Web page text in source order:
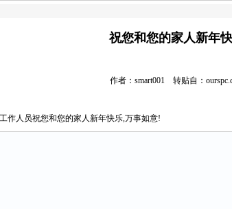
祝您和您的家人新年
作者：smart001 转贴自：
作人员祝您和您的家人新年快乐,万事如意!